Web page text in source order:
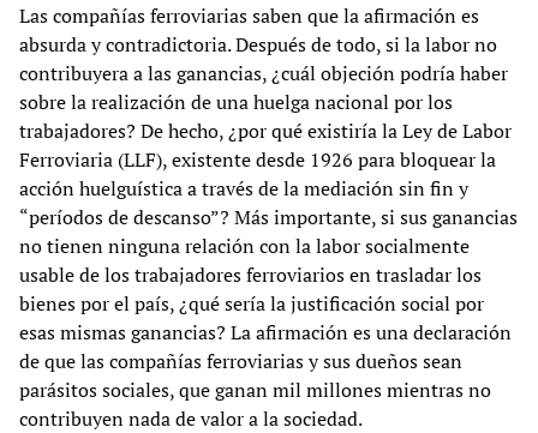
Las compañías ferroviarias saben que la afirmación es
absurda y contradictoria. Después de todo, si la labor no
contribuyera a las ganancias, ¿cuál objeción podría haber
sobre la realización de una huelga nacional por los
trabajadores? De hecho, ¿por qué existiría la Ley de Labor
Ferroviaria (LLF), existente desde 1926 para bloquear la
acción huelguística a través de la mediación sin fin y
“períodos de descanso”? Más importante, si sus ganancias
no tienen ninguna relación con la labor socialmente
usable de los trabajadores ferroviarios en trasladar los
bienes por el país, ¿qué sería la justificación social por
esas mismas ganancias? La afirmación es una declaración
de que las compañías ferroviarias y sus dueños sean
parásitos sociales, que ganan mil millones mientras no
contribuyen nada de valor a la sociedad.